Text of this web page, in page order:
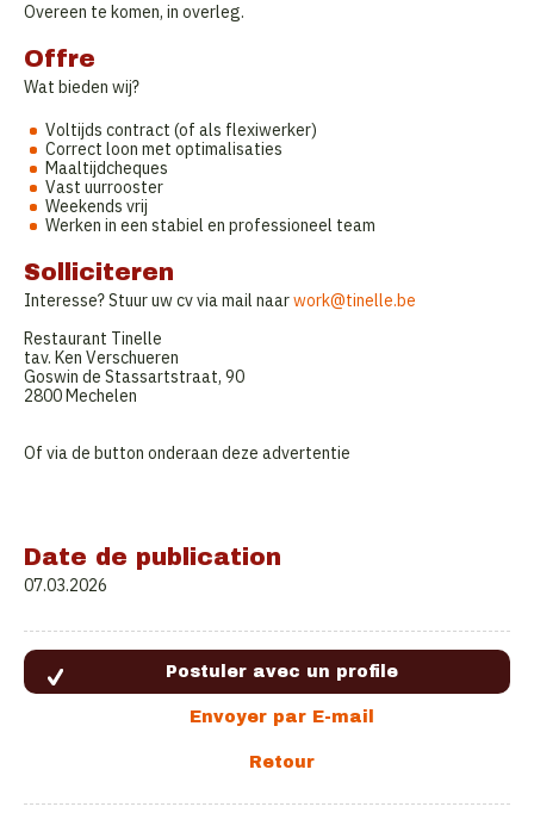
Overeen te komen, in overleg.
Offre
Wat bieden wij?
Voltijds contract (of als flexiwerker)
Correct loon met optimalisaties
Maaltijdcheques
Vast uurrooster
Weekends vrij
Werken in een stabiel en professioneel team
Solliciteren
Interesse? Stuur uw cv via mail naarwork@tinelle.be
Restaurant Tinelle
tav. Ken Verschueren
Goswin de Stassartstraat, 90
2800 Mechelen
Of via de button onderaan deze advertentie
Date de publication
07.03.2026